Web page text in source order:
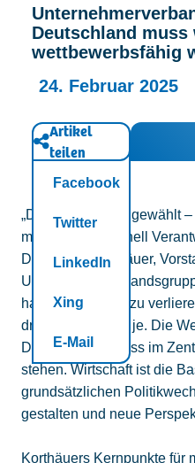
Deutschland muss
wettbewerbsfähig
24. Februar 2025
Artikel
teilen
Facebook
Twitter
LinkedIn
Xing
E-Mail
„Deutschland hat gewählt
müssen jetzt schnell
Dr. Marcus Korthäuer,
haben keine Zeit zu
drängender denn je. Die
Deutschlands muss im
stehen. Wirtschaft ist die
grundsätzlichen
gestalten und neue
Korthäuers Kernpunkte für